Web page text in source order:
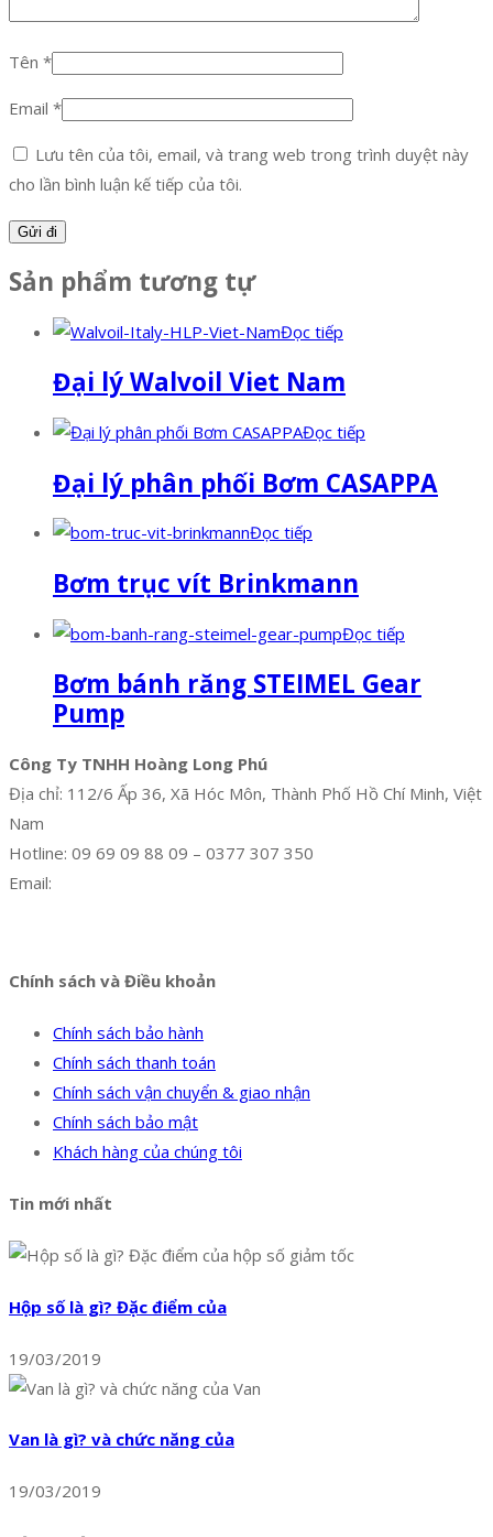
Tên *
Email *
Lưu tên của tôi, email, và trang web trong trình duyệt này
cho lần bình luận kế tiếp của tôi.
Sản phẩm tương tự
Đọc tiếp
Đại lý Walvoil Viet Nam
Đọc tiếp
Đại lý phân phối Bơm CASAPPA
Đọc tiếp
Bơm trục vít Brinkmann
Đọc tiếp
Bơm bánh răng STEIMEL Gear
Pump
Công Ty TNHH Hoàng Long Phú
Địa chỉ: 112/6 Ấp 36, Xã Hóc Môn, Thành Phố Hồ Chí Minh, Việt
Nam
Hotline: 09 69 09 88 09 – 0377 307 350
Email:
Chính sách và Điều khoản
Chính sách bảo hành
Chính sách thanh toán
Chính sách vận chuyển & giao nhận
Chính sách bảo mật
Khách hàng của chúng tôi
Tin mới nhất
Hộp số là gì? Đặc điểm của
19/03/2019
Van là gì? và chức năng của
19/03/2019